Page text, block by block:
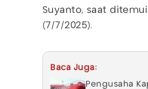
Suyanto, saat
(7/7/2025).
Baca Juga:
Pengusaha